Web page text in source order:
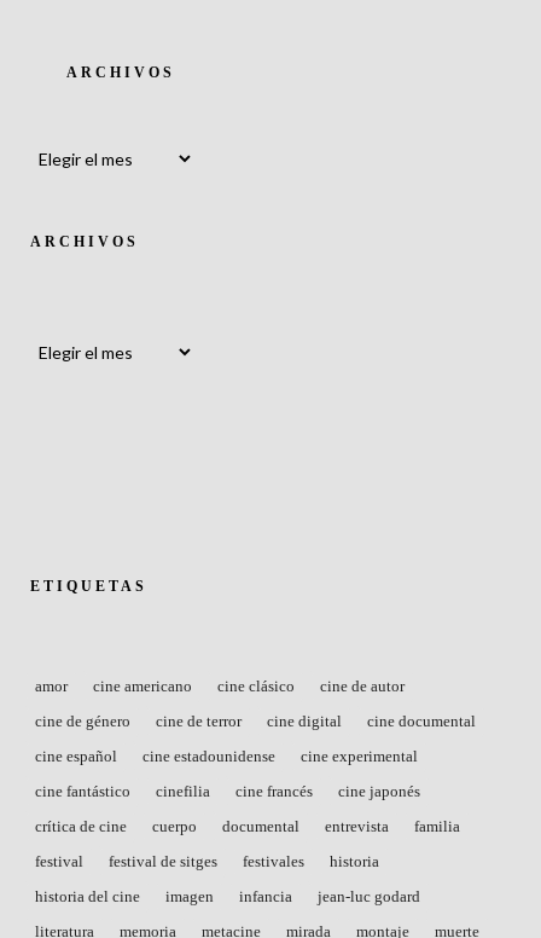
ARCHIVOS
ARCHIVOS
ETIQUETAS
amor cine americano cine clásico
cine de autor
cine de género
cine de terror cine digital
cine documental
cine español
cine estadounidense
cine experimental
cine fantástico
cinefilia cine francés
cine japonés
crítica de cine
cuerpo documental entrevista
familia
festival
festival de sitges festivales
historia
historia del cine
imagen infancia
jean-luc godard
literatura
memoria metacine mirada montaje muerte